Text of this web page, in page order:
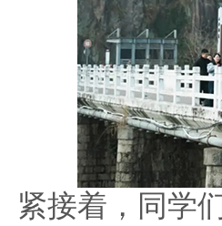
紧接着，同学